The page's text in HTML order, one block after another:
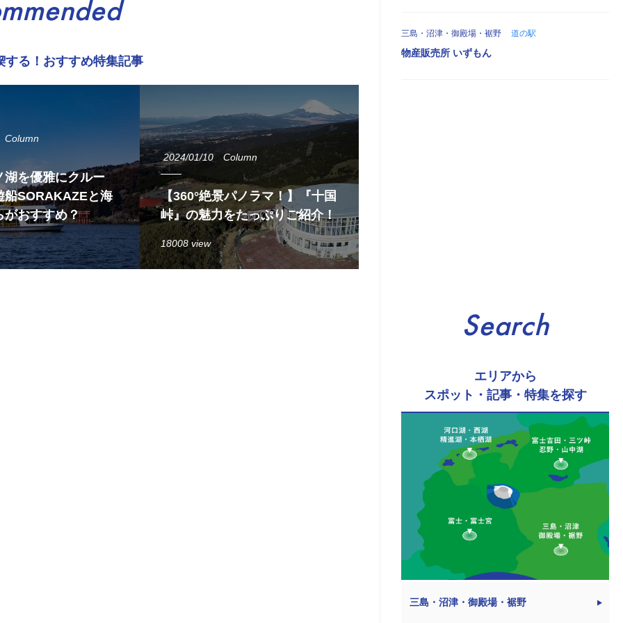
する！おすすめ特集記事
Column
湖を優雅にクルー
船SORAKAZEと海
がおすすめ？
2024/01/10 Column
【360°絶景パノラマ！】『十国
峠』の魅力をたっぷりご紹介！
18008 view
三島・沼津・御殿場・裾野 道の駅
物産販売所 いずもん
Search
エリアから
スポット・記事・特集を探す
三島・沼津・御殿場・裾野